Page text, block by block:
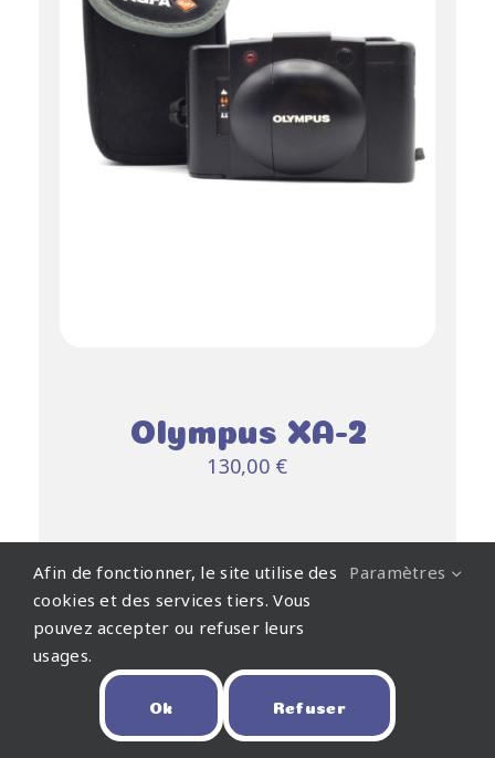
AJOUTER AU
PANIER
/ DÉTAILS
Olympus XA-2
130,00 €
Afin de fonctionner, le site utilise des
cookies et des services tiers. Vous
pouvez accepter ou refuser leurs
usages.
Paramètres
Ok Refuser